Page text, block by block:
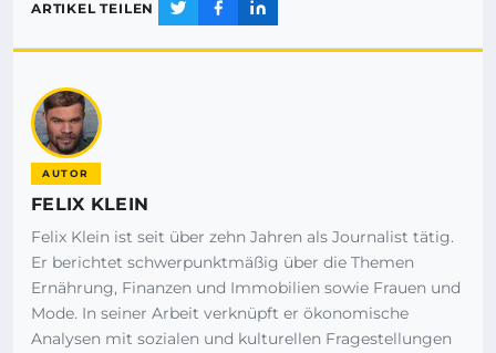
ARTIKEL TEILEN
AUTOR
FELIX KLEIN
Felix Klein ist seit über zehn Jahren als Journalist tätig.
Er berichtet schwerpunktmäßig über die Themen
Ernährung, Finanzen und Immobilien sowie Frauen und
Mode. In seiner Arbeit verknüpft er ökonomische
Analysen mit sozialen und kulturellen Fragestellungen